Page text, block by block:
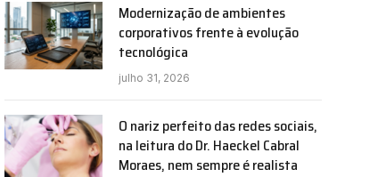
Modernização de ambientes
corporativos frente à evolução
tecnológica
julho 31, 2026
O nariz perfeito das redes sociais,
na leitura do Dr. Haeckel Cabral
Moraes, nem sempre é realista